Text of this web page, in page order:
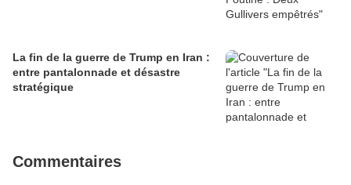
La fin de la guerre de Trump en Iran :
entre pantalonnade et désastre
stratégique
Commentaires